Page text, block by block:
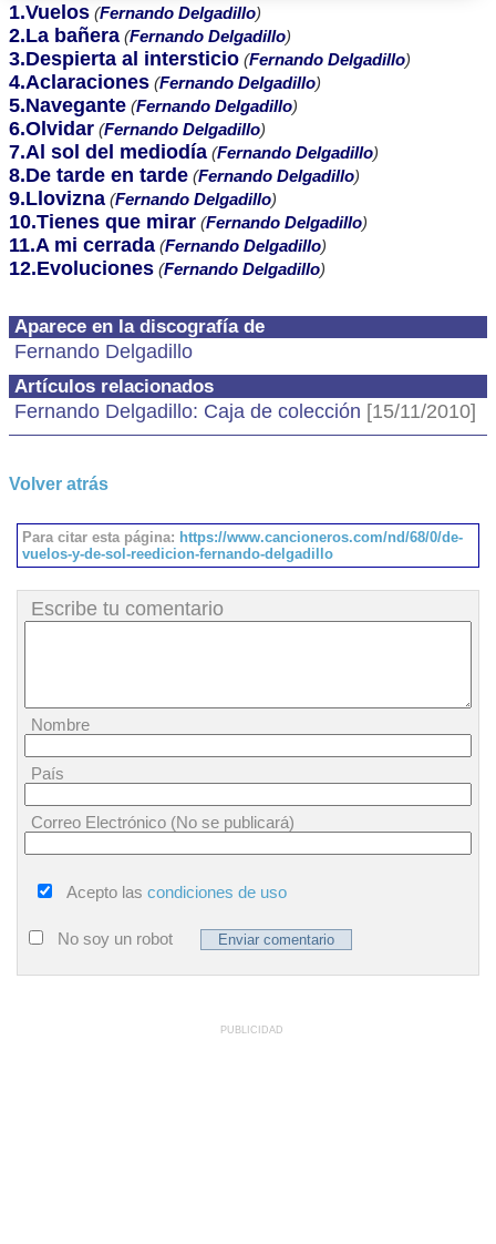
Aparece en la discografía de
Fernando Delgadillo
Artículos relacionados
Fernando Delgadillo: Caja de colección [15/11/2010]
1.Vuelos (Fernando Delgadillo)
2.La bañera (Fernando Delgadillo)
3.Despierta al intersticio (Fernando Delgadillo)
4.Aclaraciones (Fernando Delgadillo)
5.Navegante (Fernando Delgadillo)
6.Olvidar (Fernando Delgadillo)
7.Al sol del mediodía (Fernando Delgadillo)
8.De tarde en tarde (Fernando Delgadillo)
9.Llovizna (Fernando Delgadillo)
10.Tienes que mirar (Fernando Delgadillo)
11.A mi cerrada (Fernando Delgadillo)
12.Evoluciones (Fernando Delgadillo)
Volver atrás
Para citar esta página: https://www.cancioneros.com/nd/68/0/de-
vuelos-y-de-sol-reedicion-fernando-delgadillo
Escribe tu comentario
Nombre
País
Correo Electrónico (No se publicará)
Acepto las condiciones de uso
No soy un robot
PUBLICIDAD